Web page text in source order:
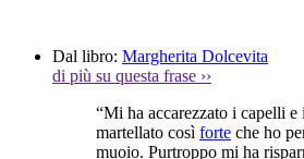
Dal libro: Margherita Dolcevita
di più su questa frase ››
“Mi ha accarezzato i capelli e
martellato così forte che ho
muoio. Purtroppo mi ha